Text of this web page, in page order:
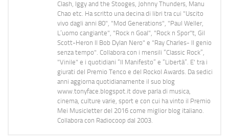
Clash, Iggy and the Stooges, Johnny Thunders, Manu
Chao etc. Ha scritto una decina di libri tra cui "Uscito
vivo dagli anni 80", "Mod Generations", "Paul Weller,
L’uomo cangiante", "Rock n Goal", "Rock n Spor"t, Gil
Scott-Heron Il Bob Dylan Nero" e "Ray Charles- Il genio
senza tempo". Collabora con i mensili “Classic Rock”,
"Vinile" e i quotidiani “Il Manifesto” e “Libertà”. E' tra i
giurati del Premio Tenco e del Rockol Awards. Da sedici
anni aggiorna quotidianamente il suo blog
www.tonyface.blogspot.it dove parla di musica,
cinema, culture varie, sport e con cui ha vinto il Premio
Mei Musicletter del 2016 come miglior blog italiano.
Collabora con Radiocoop dal 2003.